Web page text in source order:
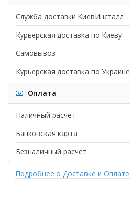
Служба доставки КиевИнсталл
Курьерская доставка по Киеву
Самовывоз
Курьерская доставка по Украине
Оплата
Наличный расчет
Банковская карта
Безналичный расчет
Подробнее о Доставке и Оплате